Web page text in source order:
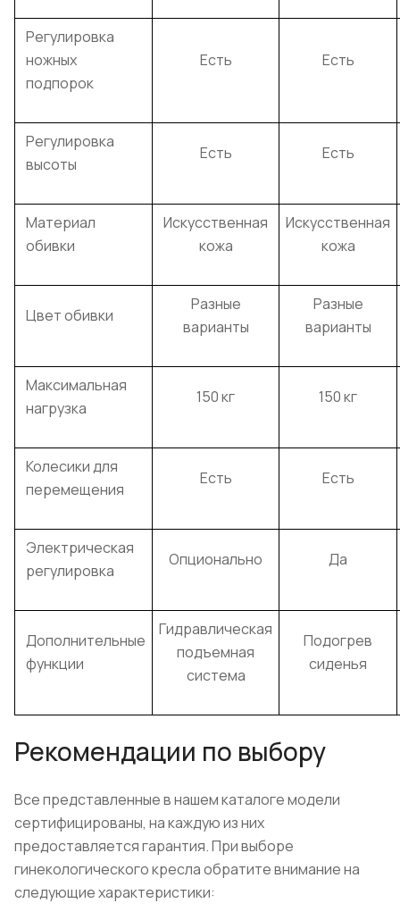
Регулировка
ножных
подпорок
Есть Есть
Регулировка
высоты
Есть Есть
Материал
обивки
Искусственная
кожа
Искусственная
кожа
Цвет обивки
Разные
варианты
Разные
варианты
Максимальная
нагрузка
150 кг 150 кг
Колесики для
перемещения
Есть Есть
Электрическая
регулировка
Опционально Да
Дополнительные
функции
Гидравлическая
подъемная
система
Подогрев
сиденья
Рекомендации по выбору
Все представленные в нашем каталоге модели
сертифицированы, на каждую из них
предоставляется гарантия. При выборе
гинекологического кресла обратите внимание на
следующие характеристики: